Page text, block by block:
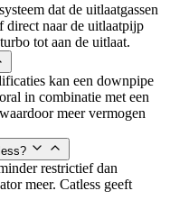
dat de uitlaatgassen
direct naar de uitlaatpijp
tot aan de uitlaat.
kan een downpipe
in combinatie met een
meer vermogen
restrictief dan
meer. Catless geeft